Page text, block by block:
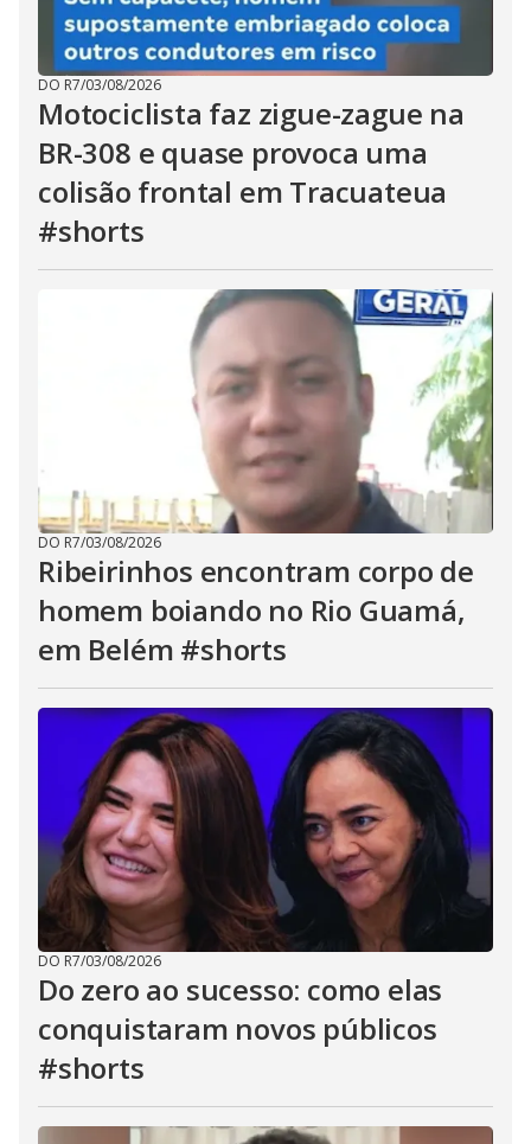
DO R7/03/08/2026
Motociclista faz zigue-zague na
BR-308 e quase provoca uma
colisão frontal em Tracuateua
#shorts
DO R7/03/08/2026
Ribeirinhos encontram corpo de
homem boiando no Rio Guamá,
em Belém #shorts
DO R7/03/08/2026
Do zero ao sucesso: como elas
conquistaram novos públicos
#shorts